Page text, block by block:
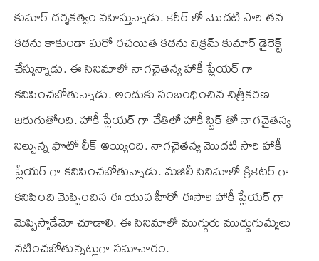
కుమార్ దర్శకత్వం వహిస్తున్నాడు. కెరీర్ లో మొదటి సారి తన
కథను కాకుండా మరో రచయిత కథను విక్రమ్ కుమార్ డైరెక్ట్
చేస్తున్నాడు. ఈ సినిమాలో నాగచైతన్య హాకీ ప్లేయర్ గా
కనిపించబోతున్నాడు. అందుకు సంబంధించిన చిత్రీకరణ
జరుగుతోంది. హాకీ ప్లేయర్ గా చేతిలో హాకీ స్టిక్ తో నాగచైతన్య
నిల్చున్న ఫొటో లీక్ అయ్యింది. నాగచైతన్య మొదటి సారి హాకీ
ప్లేయర్ గా కనిపించబోతున్నాడు. మజిలీ సినిమాలో క్రికెటర్ గా
కనిపించి మెప్పించిన ఈ యువ హీరో ఈసారి హాకీ ప్లేయర్ గా
మెప్పిస్తాడేమో చూడాలి. ఈ సినిమాలో ముగ్గురు ముద్దుగుమ్మలు
నటించబోతున్నట్లుగా సమాచారం.